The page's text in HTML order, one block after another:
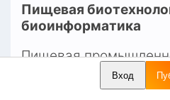
Пищевая
биоинформатика
Пищевая
внедряет
Компании
Вход